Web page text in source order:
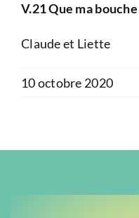
V.21 Que ma
Claude et Liette
10 octobre 2020